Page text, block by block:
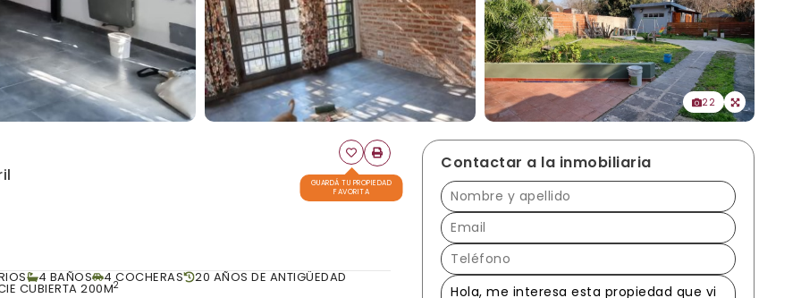
22
GUARDÁ TU PROPIEDAD
FAVORITA
4 BAÑOS 4 COCHERAS 20 AÑOS DE ANTIGÜEDAD
CUBIERTA 200M2
Contactar a la inmobiliaria